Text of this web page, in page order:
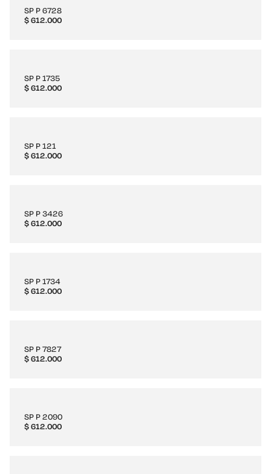
SP P 6728
$612.000
SP P 1735
$612.000
SP P 121
$612.000
SP P 3426
$612.000
SP P 1734
$612.000
SP P 7827
$612.000
SP P 2090
$612.000